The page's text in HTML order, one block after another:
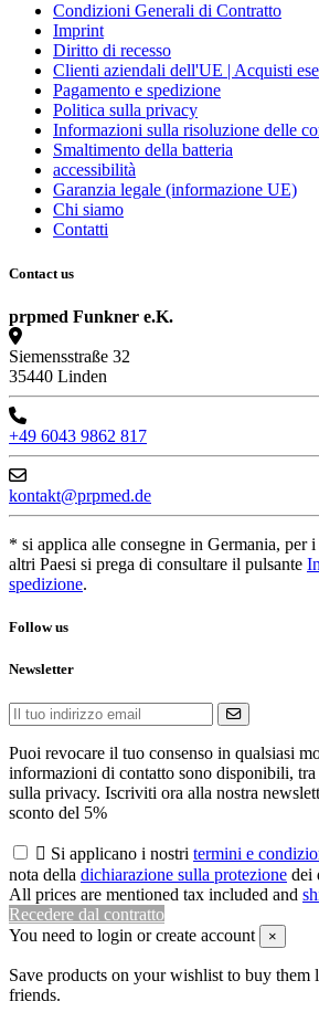
Condizioni Generali di Contratto
Imprint
Diritto di recesso
Clienti aziendali dell'UE | Acquisti
Pagamento e spedizione
Politica sulla privacy
Informazioni sulla risoluzione delle
Smaltimento della batteria
accessibilità
Garanzia legale (informazione UE)
Chi siamo
Contatti
Contact us
prpmed Funkner e.K.
Siemensstraße 32
35440 Linden
+49 6043 9862 817
kontakt@prpmed.de
* si applica alle consegne in Germania, per
altri Paesi si prega di consultare il pulsante
spedizione.
Follow us
Newsletter
Puoi revocare il tuo consenso in qualsiasi
informazioni di contatto sono disponibili,
sulla privacy. Iscriviti ora alla nostra
sconto del 5%
 Si applicano i nostri termini e
nota della dichiarazione sulla protezione dei
All prices are mentioned tax included and
Recedere dal contratto
You need to login or create account
×
Save products on your wishlist to buy them
friends.